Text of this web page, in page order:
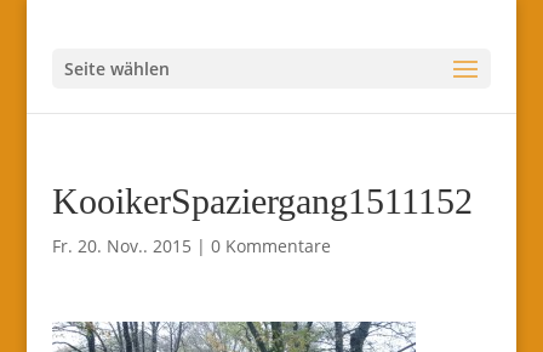
Seite wählen
KooikerSpaziergang1511152
Fr. 20. Nov.. 2015 | 0 Kommentare